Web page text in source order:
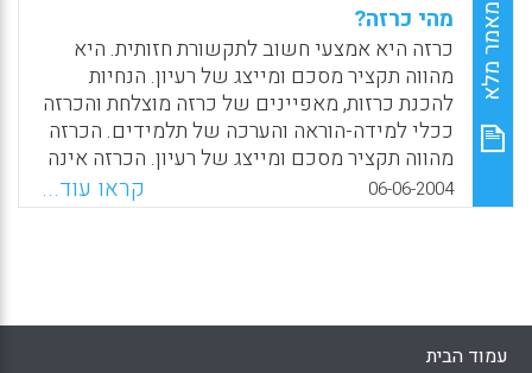
מאמר מלא מהי כרזה?
כרזה היא אמצעי חשוב לתקשורת חזותית. היא
מהווה תקציר מסכם ומייצג של רעיון. הנחיות
להכנת כרזות, מאפיינים של כרזה מוצלחת והכרזה
ככלי למידה-הוראה והערכה של תלמידים. הכרזה
מהווה תקציר מסכם ומייצג של רעיון. הכרזה אינה
סתם "סיכום רעיון תלוי על הקיר", אלא כלי
תקשורתי המאפשר דו שיח ישיר עם הקהל.
WhatsApp
Facebook
Email
X
06-06-2004 קראו עוד...
עמוד הבית